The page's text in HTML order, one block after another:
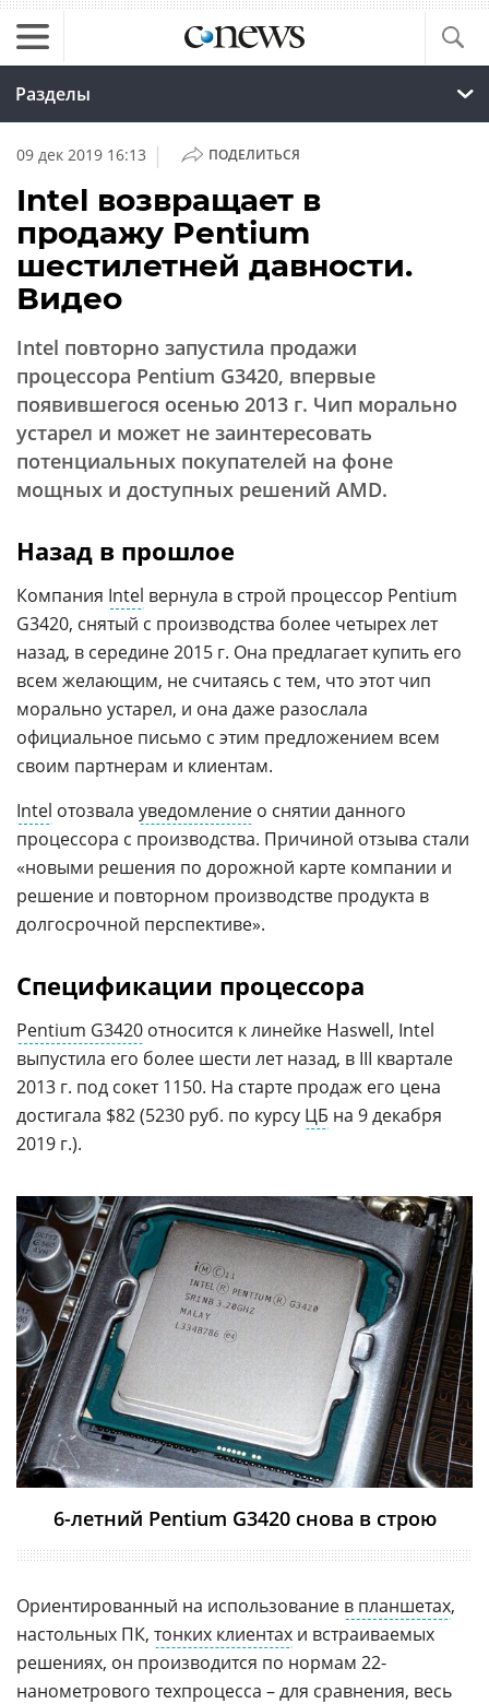
Разделы
09 дек 2019 16:13 | ПОДЕЛИТЬСЯ
Intel возвращает в
продажу Pentium
шестилетней давности.
Видео
Intel повторно запустила продажи
процессора Pentium G3420, впервые
появившегося осенью 2013 г. Чип морально
устарел и может не заинтересовать
потенциальных покупателей на фоне
мощных и доступных решений AMD.
Назад в прошлое
Компания Intel вернула в строй процессор Pentium
G3420, снятый с производства более четырех лет
назад, в середине 2015 г. Она предлагает купить его
всем желающим, не считаясь с тем, что этот чип
морально устарел, и она даже разослала
официальное письмо с этим предложением всем
своим партнерам и клиентам.
Intel отозвала уведомление о снятии данного
процессора с производства. Причиной отзыва стали
«новыми решения по дорожной карте компании и
решение и повторном производстве продукта в
долгосрочной перспективе».
Спецификации процессора
Pentium G3420 относится к линейке Haswell, Intel
выпустила его более шести лет назад, в III квартале
2013 г. под сокет 1150. На старте продаж его цена
достигала $82 (5230 руб. по курсу ЦБ на 9 декабря
2019 г.).
6-летний Pentium G3420 снова в строю
Ориентированный на использование в планшетах,
настольных ПК, тонких клиентах и встраиваемых
решениях, он производится по нормам 22-
нанометрового техпроцесса – для сравнения, весь